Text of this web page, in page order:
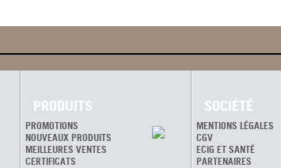
PRODUITS
PROMOTIONS
NOUVEAUX PRODUITS
MEILLEURES VENTES
CERTIFICATS
SOCIÉTÉ
MENTIONS LÉGALES
CGV
ECIG ET SANTÉ
PARTENAIRES